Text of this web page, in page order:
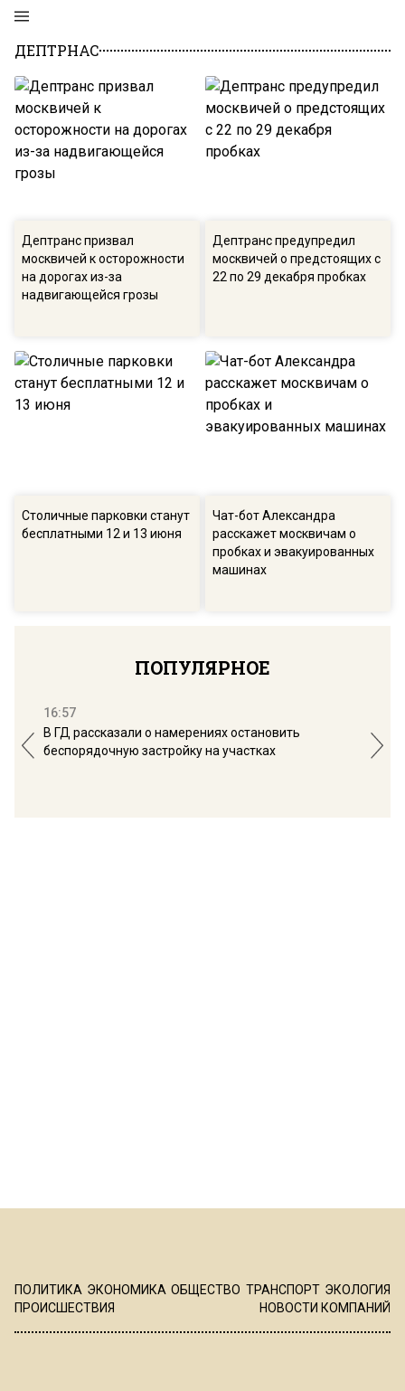
ДЕПТРНАС
Дептранс призвал
москвичей к осторожности
на дорогах из-за
надвигающейся грозы
Дептранс предупредил
москвичей о предстоящих с
22 по 29 декабря пробках
Столичные парковки станут
бесплатными 12 и 13 июня
Чат-бот Александра
расскажет москвичам о
пробках и эвакуированных
машинах
ПОПУЛЯРНОЕ
16:57
В ГД рассказали о намерениях остановить
беспорядочную застройку на участках
ПОЛИТИКА ЭКОНОМИКА ОБЩЕСТВО ТРАНСПОРТ ЭКОЛОГИЯ
ПРОИСШЕСТВИЯ
НОВОСТИ КОМПАНИЙ